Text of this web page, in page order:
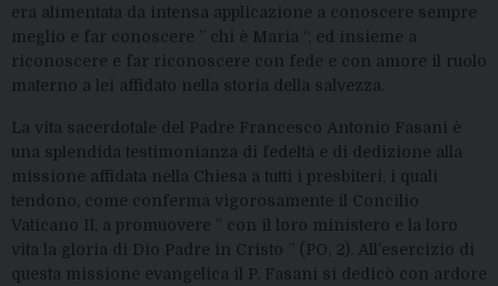
era alimentata da intensa applicazione a conoscere sempre
meglio e far conoscere ” chi è Maria “, ed insieme a
riconoscere e far riconoscere con fede e con amore il ruolo
materno a lei affidato nella storia della salvezza.
La vita sacerdotale del Padre Francesco Antonio Fasani è
una splendida testimonianza di fedeltà e di dedizione alla
missione affidata nella Chiesa a tutti i presbiteri, i quali
tendono, come conferma vigorosamente il Concilio
Vaticano II, a promuovere ” con il loro ministero e la loro
vita la gloria di Dio Padre in Cristo ” (PO, 2). All’esercizio di
questa missione evangelica il P. Fasani si dedicò con ardore